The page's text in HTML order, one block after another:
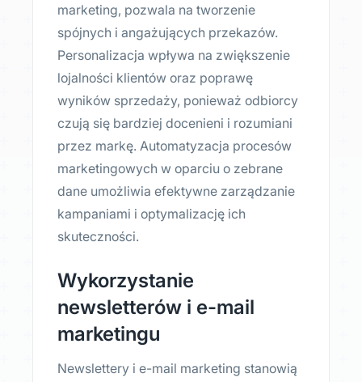
marketing, pozwala na tworzenie
spójnych i angażujących przekazów.
Personalizacja wpływa na zwiększenie
lojalności klientów oraz poprawę
wyników sprzedaży, ponieważ odbiorcy
czują się bardziej docenieni i rozumiani
przez markę. Automatyzacja procesów
marketingowych w oparciu o zebrane
dane umożliwia efektywne zarządzanie
kampaniami i optymalizację ich
skuteczności.
Wykorzystanie
newsletterów i e-mail
marketingu
Newslettery i e-mail marketing stanowią